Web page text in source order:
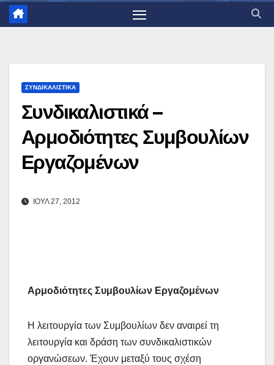
ΣΥΝΔΙΚΑΛΙΣΤΙΚΆ
Συνδικαλιστικά –
Αρμοδιότητες Συμβουλίων
Εργαζομένων
ΙΟΎΛ 27, 2012
Αρμοδιότητες Συμβουλίων Εργαζομένων
Η λειτουργία των Συμβουλίων δεν αναιρεί τη
λειτουργία και δράση των συνδικαλιστικών
οργανώσεων. Έχουν μεταξύ τους σχέση